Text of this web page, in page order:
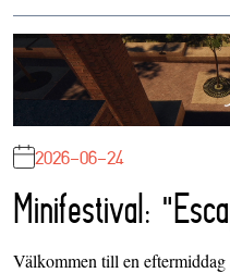
2026-06-24
Minifestival:
Välkommen till en